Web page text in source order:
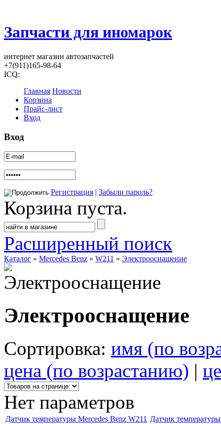
Запчасти для иномарок
интернет магазин автозапчастей
+7(911)165-98-64
ICQ:
Главная Новости
Корзина
Прайс-лист
Вход
Вход
Регистрация | Забыли пароль?
Корзина пуста.
Расширенный поиск
Каталог » Mercedes Benz » W211 » Электрооснащение
Электрооснащение
Сортировка: имя (по
цена (по возрастанию) |
Нет параметров
Датчик температуры Mercedes Benz W211 Датчик